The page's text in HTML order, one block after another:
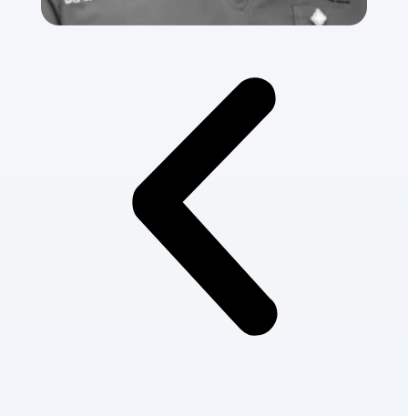
PENGARAH PERUBATAN
Dengan lebih 13 tahun
pengalaman dalam bidang
perubatan, Dr. Sashidharan
meluaskan penglibatannya dalam
Kesihatan Pekerjaan serta
amalan perubatan umum,
diperkukuhkan dengan rangkaian
kliniknya sendiri dan pelbagai